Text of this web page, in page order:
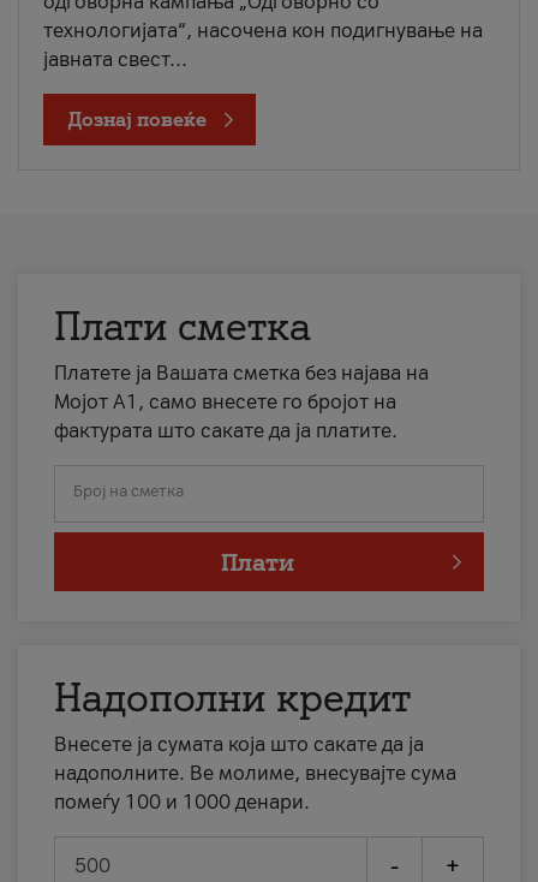
технологијата“, насочена кон подигнување на
јавната свест...
Дознај повеќе
Плати сметка
Платете ја Вашата сметка без најава на
Мојот А1, само внесете го бројот на
фактурата што сакате да ја платите.
Број на сметка
Плати
Надополни кредит
Внесете ја сумата која што сакате да ја
надополните. Ве молиме, внесувајте сума
помеѓу 100 и 1000 денари.
- +